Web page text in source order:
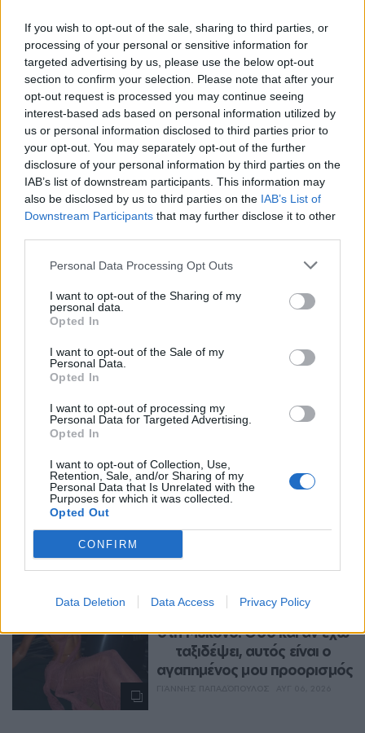
If you wish to opt-out of the sale, sharing to third parties, or
processing of your personal or sensitive information for
targeted advertising by us, please use the below opt-out
section to confirm your selection. Please note that after your
opt-out request is processed you may continue seeing
interest-based ads based on personal information utilized by
us or personal information disclosed to third parties prior to
your opt-out. You may separately opt-out of the further
disclosure of your personal information by third parties on the
IAB’s list of downstream participants. This information may
also be disclosed by us to third parties on the IAB’s List of
Downstream Participants that may further disclose it to other
Personal Data Processing Opt Outs
I want to opt-out of the Sharing of my
personal data.
Opted In
I want to opt-out of the Sale of my
Personal Data.
Opted In
I want to opt-out of processing my
Personal Data for Targeted Advertising.
Opted In
I want to opt-out of Collection, Use,
Retention, Sale, and/or Sharing of my
Personal Data that Is Unrelated with the
Purposes for which it was collected.
Opted Out
CONFIRM
Data Deletion Data Access Privacy Policy
ΔΙΑΦΗΜΙΣΗ
Περισσότερα Θέματα
Entertainment
Η Ιωάννα Τούνη δημοσίευσε
υλικό από τις διακοπές της
στη Μύκονο: Όσο και αν έχω
ταξιδέψει, αυτός είναι ο
αγαπημένος μου προορισμός